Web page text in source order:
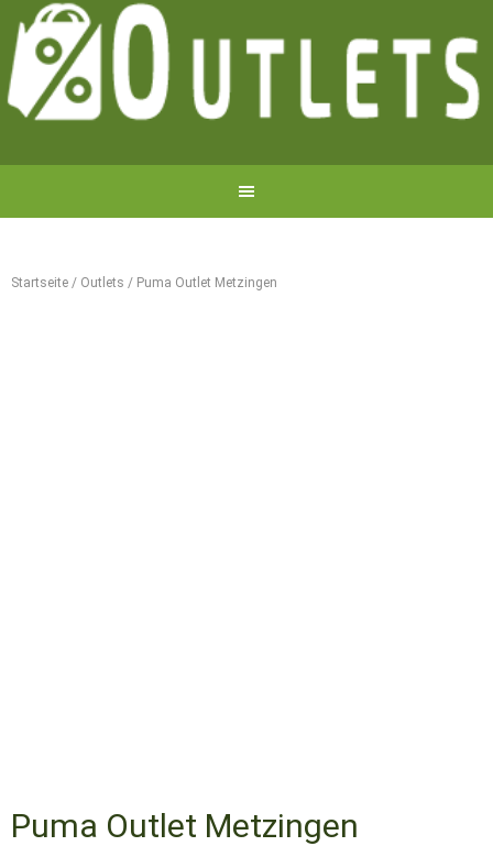
Startseite / Outlets / Puma Outlet Metzingen
Puma Outlet Metzingen